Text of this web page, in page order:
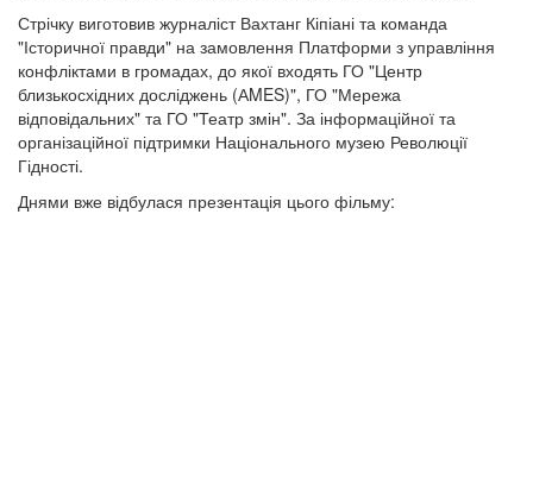
Стрічку виготовив журналіст Вахтанг Кіпіані та команда
"Історичної правди" на замовлення Платформи з управління
конфліктами в громадах, до якої входять ГО "Центр
близькосхідних досліджень (АMES)", ГО "Мережа
відповідальних" та ГО "Театр змін". За інформаційної та
організаційної підтримки Національного музею Революції
Гідності.
Днями вже відбулася презентація цього фільму: